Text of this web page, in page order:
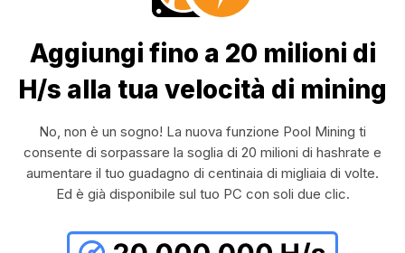
Aggiungi fino a 20 milioni di
H/s alla tua velocità di mining
No, non è un sogno! La nuova funzione Pool Mining ti
consente di sorpassare la soglia di 20 milioni di hashrate e
aumentare il tuo guadagno di centinaia di migliaia di volte.
Ed è già disponibile sul tuo PC con soli due clic.